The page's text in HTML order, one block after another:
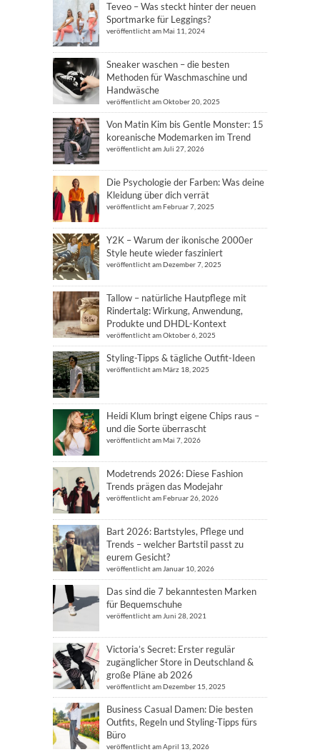
Teveo – Was steckt hinter der neuen
Sportmarke für Leggings?
veröffentlicht am Mai 11, 2024
Sneaker waschen – die besten
Methoden für Waschmaschine und
Handwäsche
veröffentlicht am Oktober 20, 2025
Von Matin Kim bis Gentle Monster: 15
koreanische Modemarken im Trend
veröffentlicht am Juli 27, 2026
Die Psychologie der Farben: Was deine
Kleidung über dich verrät
veröffentlicht am Februar 7, 2025
Y2K – Warum der ikonische 2000er
Style heute wieder fasziniert
veröffentlicht am Dezember 7, 2025
Tallow – natürliche Hautpflege mit
Rindertalg: Wirkung, Anwendung,
Produkte und DHDL-Kontext
veröffentlicht am Oktober 6, 2025
Styling-Tipps & tägliche Outfit-Ideen
veröffentlicht am März 18, 2025
Heidi Klum bringt eigene Chips raus –
und die Sorte überrascht
veröffentlicht am Mai 7, 2026
Modetrends 2026: Diese Fashion
Trends prägen das Modejahr
veröffentlicht am Februar 26, 2026
Bart 2026: Bartstyles, Pflege und
Trends – welcher Bartstil passt zu
eurem Gesicht?
veröffentlicht am Januar 10, 2026
Das sind die 7 bekanntesten Marken
für Bequemschuhe
veröffentlicht am Juni 28, 2021
Victoria’s Secret: Erster regulär
zugänglicher Store in Deutschland &
große Pläne ab 2026
veröffentlicht am Dezember 15, 2025
Business Casual Damen: Die besten
Outfits, Regeln und Styling-Tipps fürs
Büro
veröffentlicht am April 13, 2026